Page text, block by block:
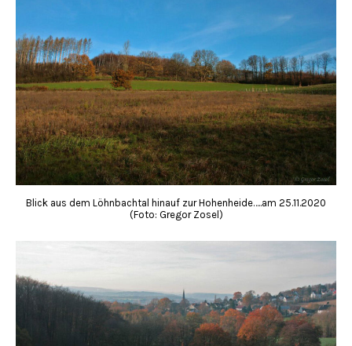
Blick aus dem Löhnbachtal hinauf zur Hohenheide…..am 25.11.2020
(Foto: Gregor Zosel)